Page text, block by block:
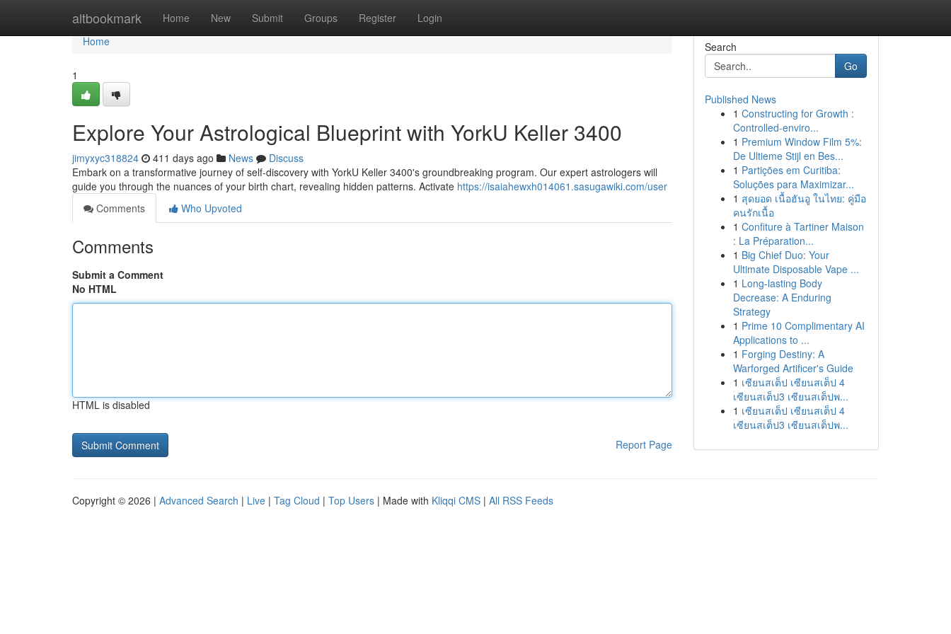
altbookmark Home New Submit Groups Register Login
Home
Home
1
Explore Your Astrological Blueprint with YorkU Keller 3400
jimyxyc318824 411 days ago News
Discuss
Embark on a transformative journey of self-discovery with YorkU Keller 3400's groundbreaking program. Our expert astrologers will
guide you through the nuances of your birth chart, revealing hidden patterns. Activate https://isaiahewxh014061.sasugawiki.com/user
Comments
Who Upvoted
Comments
Submit a Comment
No HTML
HTML is disabled
Report Page
Search
Go
Published News
1 Constructing for Growth :
Controlled-enviro...
1 Premium Window Film 5%:
De Ultieme Stijl en Bes...
1 Partições em Curitiba:
Soluções para Maximizar...
1 สุดยอด เนื้อฮันอู ในไทย: คู่มือ
คนรักเนื้อ
1 Confiture à Tartiner Maison
: La Préparation...
1 Big Chief Duo: Your
Ultimate Disposable Vape ...
1 Long-lasting Body
Decrease: A Enduring
Strategy
1 Prime 10 Complimentary AI
Applications to ...
1 Forging Destiny: A
Warforged Artificer's Guide
1 เซียนสเต็ป เซียนสเต็ป 4
เซียนสเต็ป3 เซียนสเต็ปพ...
1 เซียนสเต็ป เซียนสเต็ป 4
เซียนสเต็ป3 เซียนสเต็ปพ...
Copyright © 2026 | Advanced Search | Live | Tag Cloud | Top Users | Made with Kliqqi CMS | All RSS Feeds